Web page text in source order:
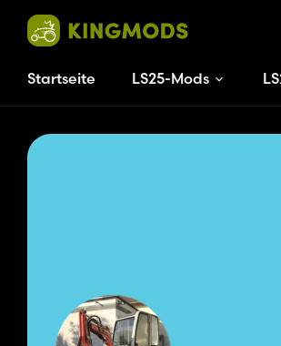
Startseite LS25-Mods